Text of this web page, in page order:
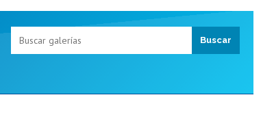
Gobierno
Bachillerato